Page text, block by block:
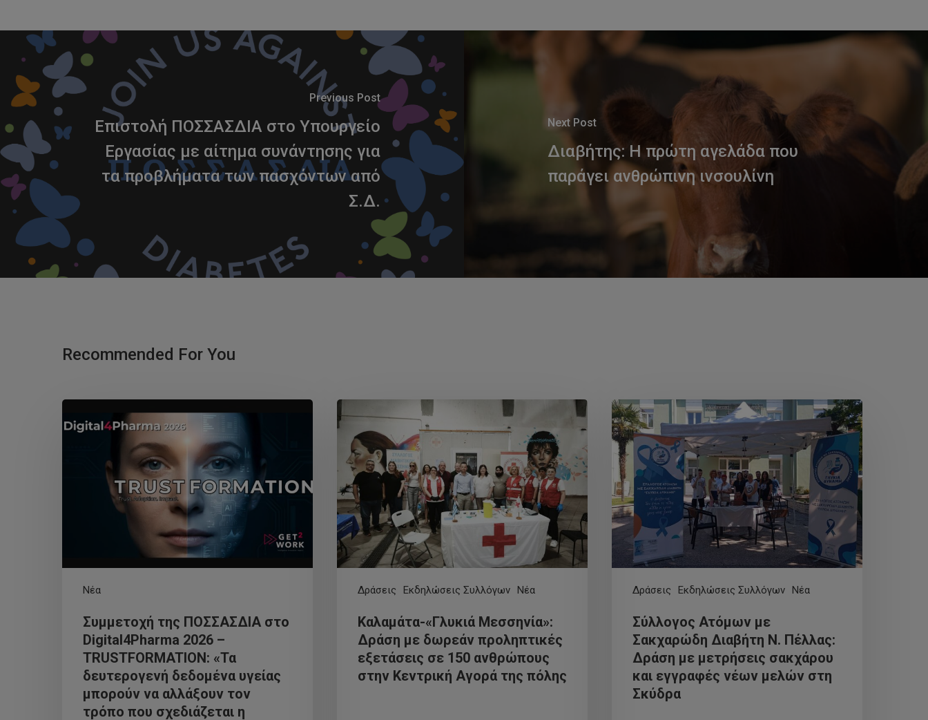
Previous Post
Επιστολή ΠΟΣΣΑΣΔΙΑ στο Υπουργείο
Εργασίας με αίτημα συνάντησης για
τα προβλήματα των πασχόντων από
Σ.Δ.
Next Post
Διαβήτης: Η πρώτη αγελάδα που
παράγει ανθρώπινη ινσουλίνη
Recommended For You
Νέα
Συμμετοχή της ΠΟΣΣΑΣΔΙΑ στο
Digital4Pharma 2026 –
TRUSTFORMATION: «Τα
δευτερογενή δεδομένα υγείας
μπορούν να αλλάξουν τον
τρόπο που σχεδιάζεται η
Δράσεις Εκδηλώσεις Συλλόγων Νέα
Καλαμάτα-«Γλυκιά Μεσσηνία»:
Δράση με δωρεάν προληπτικές
εξετάσεις σε 150 ανθρώπους
στην Κεντρική Αγορά της πόλης
Δράσεις Εκδηλώσεις Συλλόγων Νέα
Σύλλογος Ατόμων με
Σακχαρώδη Διαβήτη Ν. Πέλλας:
Δράση με μετρήσεις σακχάρου
και εγγραφές νέων μελών στη
Σκύδρα